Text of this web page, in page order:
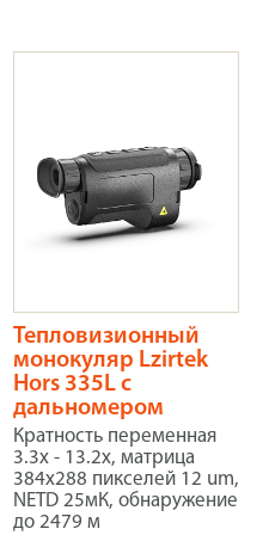
Тепловизионный
монокуляр Lzirtek
Hors 335L с
дальномером
Кратность переменная
3.3x - 13.2x, матрица
384х288 пикселей 12 um,
NETD 25мК, обнаружение
до 2479 м